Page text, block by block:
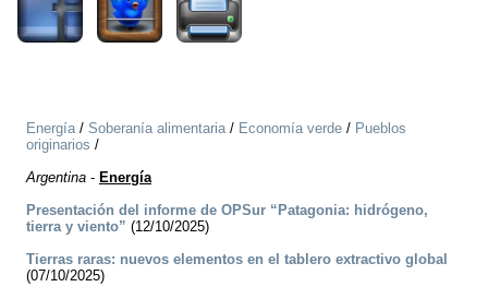
Energía/ Soberanía alimentaria/ Economía verde / Pueblos
originarios /
Argentina - Energía
Presentación del informe de OPSur “Patagonia: hidrógeno,
tierra y viento” (12/10/2025)
Tierras raras: nuevos elementos en el tablero extractivo global
(07/10/2025)